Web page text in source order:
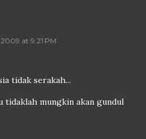
at 9:21 PM
tidak serakah...
tidaklah mungkin akan gundul